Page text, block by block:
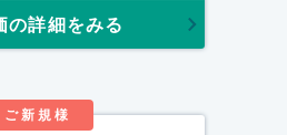
の詳細をみる
ご新規様